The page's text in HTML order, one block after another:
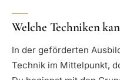
Welche Techniken
In der geförderten
Technik im Mittelpunkt,